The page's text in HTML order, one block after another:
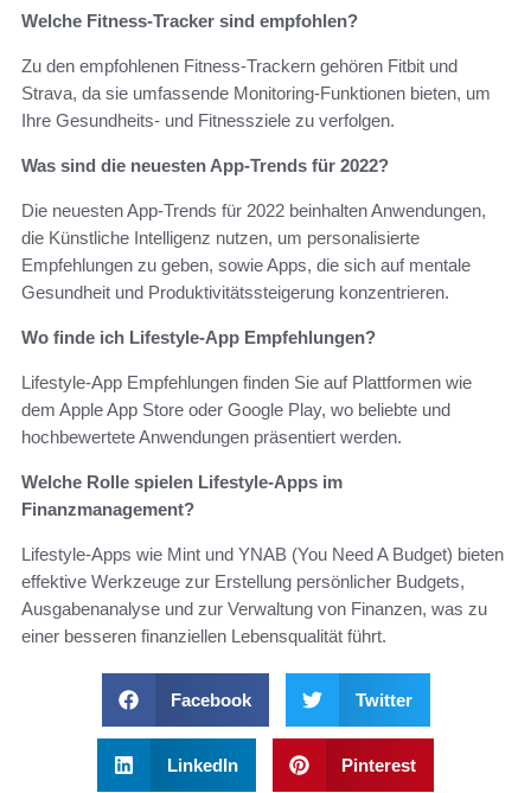
Welche Fitness-Tracker sind empfohlen?
Zu den empfohlenen Fitness-Trackern gehören Fitbit und
Strava, da sie umfassende Monitoring-Funktionen bieten, um
Ihre Gesundheits- und Fitnessziele zu verfolgen.
Was sind die neuesten App-Trends für 2022?
Die neuesten App-Trends für 2022 beinhalten Anwendungen,
die Künstliche Intelligenz nutzen, um personalisierte
Empfehlungen zu geben, sowie Apps, die sich auf mentale
Gesundheit und Produktivitätssteigerung konzentrieren.
Wo finde ich Lifestyle-App Empfehlungen?
Lifestyle-App Empfehlungen finden Sie auf Plattformen wie
dem Apple App Store oder Google Play, wo beliebte und
hochbewertete Anwendungen präsentiert werden.
Welche Rolle spielen Lifestyle-Apps im
Finanzmanagement?
Lifestyle-Apps wie Mint und YNAB (You Need A Budget) bieten
effektive Werkzeuge zur Erstellung persönlicher Budgets,
Ausgabenanalyse und zur Verwaltung von Finanzen, was zu
einer besseren finanziellen Lebensqualität führt.
Facebook Twitter
LinkedIn Pinterest